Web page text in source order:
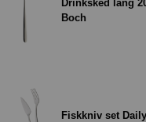
Drinksked lång
Boch
Fiskkniv set